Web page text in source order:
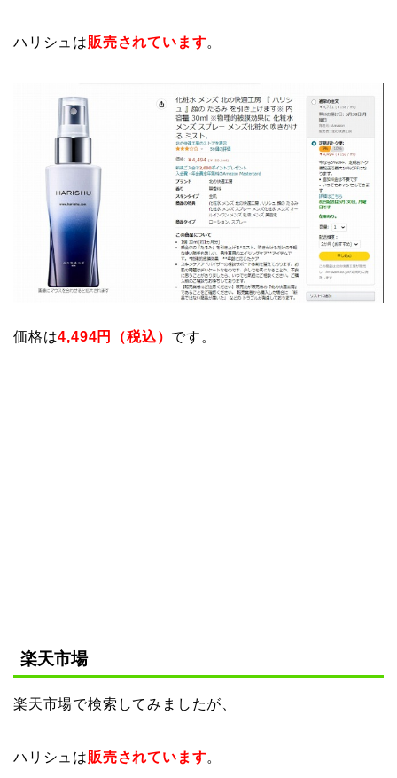
ハリシュは販売されています。
価格は4,494円（税込） です。
楽天市場
楽天市場で検索してみましたが、
ハリシュは販売されています。